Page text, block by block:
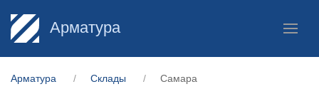
Арматура
Арматура Склады Самара